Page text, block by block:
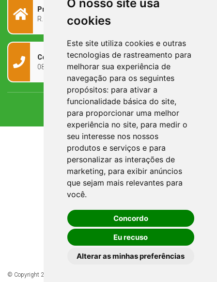
O nosso site usa
cookies
Este site utiliza cookies e outras
tecnologias de rastreamento para
melhorar sua experiência de
navegação para os seguintes
propósitos: para ativar a
funcionalidade básica do site,
para proporcionar uma melhor
experiência no site, para medir o
seu interesse nos nossos
produtos e serviços e para
personalizar as interações de
marketing, para exibir anúncios
que sejam mais relevantes para
você.
Concordo
Eu recuso
Alterar as minhas preferências
Prefeitura Municipal
R. Rivadávia Corrêa, 858 - Centro - RS, 97573-010
Contato
0800 090 2050
© Copyright 2026 - Todos os direitos reservados à Prefeitura de